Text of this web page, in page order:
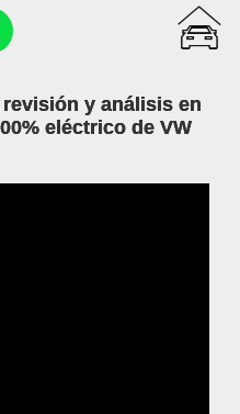
y análisis en
eléctrico de VW